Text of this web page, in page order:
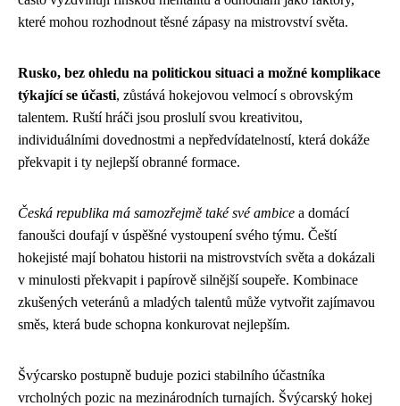
které mohou rozhodnout těsné zápasy na mistrovství světa.
Rusko, bez ohledu na politickou situaci a možné komplikace
týkající se účasti, zůstává hokejovou velmocí s obrovským
talentem. Ruští hráči jsou proslulí svou kreativitou,
individuálními dovednostmi a nepředvídatelností, která dokáže
překvapit i ty nejlepší obranné formace.
Česká republika má samozřejmě také své ambice a domácí
fanoušci doufají v úspěšné vystoupení svého týmu. Čeští
hokejisté mají bohatou historii na mistrovstvích světa a dokázali
v minulosti překvapit i papírově silnější soupeře. Kombinace
zkušených veteránů a mladých talentů může vytvořit zajímavou
směs, která bude schopna konkurovat nejlepším.
Švýcarsko postupně buduje pozici stabilního účastníka
vrcholných pozic na mezinárodních turnajích. Švýcarský hokej